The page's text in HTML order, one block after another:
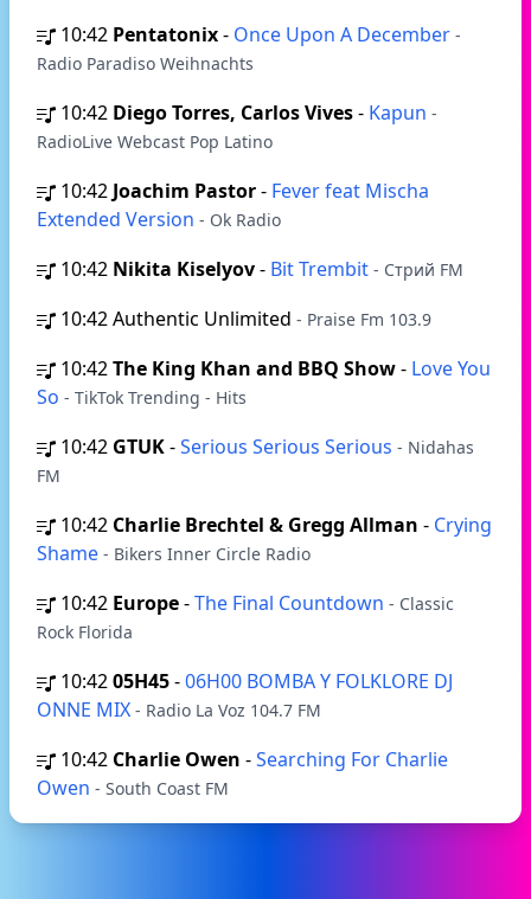
10:42 Pentatonix- Once Upon A December -
Radio Paradiso Weihnachts
10:42 Diego Torres, Carlos Vives- Kapun -
RadioLive Webcast Pop Latino
10:42 Joachim Pastor- Fever feat Mischa
Extended Version - Ok Radio
10:42 Nikita Kiselyov- Bit Trembit - Стрий FM
10:42Authentic Unlimited - Praise Fm 103.9
10:42The King Khan and BBQ Show- Love You
So - TikTok Trending - Hits
10:42 GTUK-Serious Serious Serious - Nidahas
FM
10:42 Charlie Brechtel & Gregg Allman - Crying
Shame - Bikers Inner Circle Radio
10:42 Europe-The Final Countdown - Classic
Rock Florida
10:4205H45-06H00 BOMBA Y FOLKLORE DJ
ONNE MIX - Radio La Voz 104.7 FM
10:42 Charlie Owen -Searching For Charlie
Owen - South Coast FM